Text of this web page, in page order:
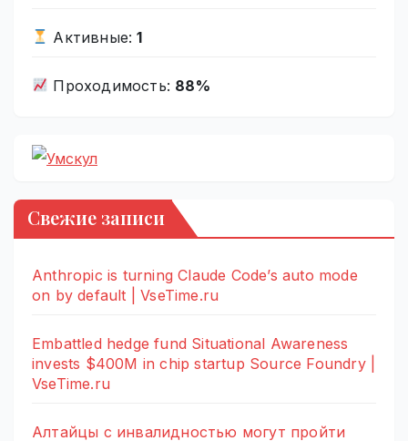
Активные:1
Проходимость: 88%
Свежие записи
Anthropic is turning Claude Code’s auto mode
on by default | VseTime.ru
Embattled hedge fund Situational Awareness
invests $400M in chip startup Source Foundry |
VseTime.ru
Алтайцы с инвалидностью могут пройти